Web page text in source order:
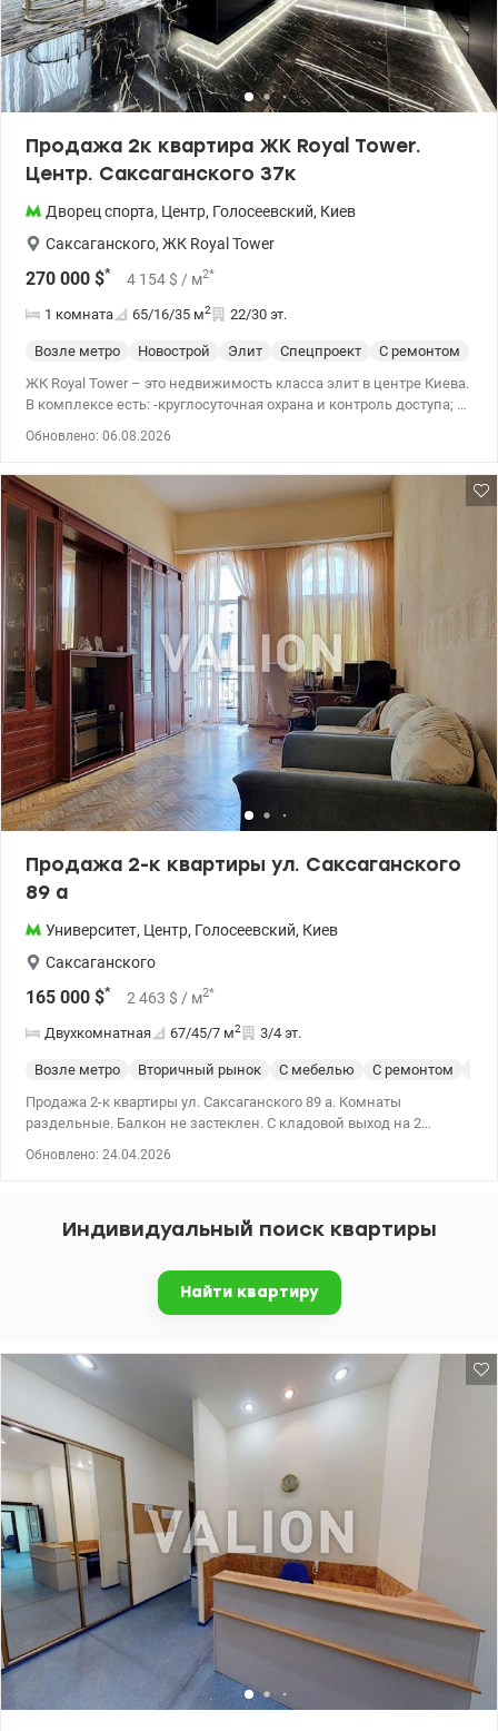
Продажа 2к квартира ЖК Royal Tower.
Центр. Саксаганского 37к
Дворец спорта, Центр, Голосеевский, Киев
Саксаганского, ЖК Royal Tower
270 000 $* 4 154 $ / м2*
1 комната 65/16/35 м2 22/30 эт.
Возле метро Новострой Элит Спецпроект
С ремонтом
ЖК Royal Tower – это недвижимость класса элит в центре Киева.
В комплексе есть: -круглосуточная охрана и контроль доступа; -
из дорогих материалов, оборудована всей необходимой
техникой. Все делали для себя. В квартире никто не проживал,
всё совершенно новое. Расположена на 22 этаже с шикарным
видом на центр города. 044 200 10 80 valion.ua/1089303
Обновлено: 06.08.2026
Продажа 2-к квартиры ул. Саксаганского
89 а
Университет, Центр, Голосеевский, Киев
Саксаганского
165 000 $* 2 463 $ / м2*
Двухкомнатная 67/45/7 м2 3/4 эт.
Возле метро Вторичный рынок С мебелью С ремонтом
Продажа 2-к квартиры ул. Саксаганского 89 а. Комнаты
раздельные. Балкон не застеклен. С кладовой выход на 2
80 valion.ua/1077560
Обновлено: 24.04.2026
Индивидуальный поиск квартиры
Найти квартиру